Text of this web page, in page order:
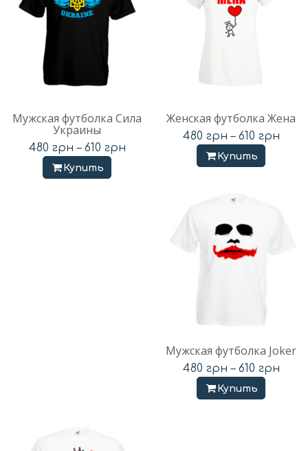
Мужская футболка Сила
Украины
480 грн – 610 грн
Купить
Женская футболка Жена
480 грн – 610 грн
Купить
Мужская футболка Joker
480 грн – 610 грн
Купить